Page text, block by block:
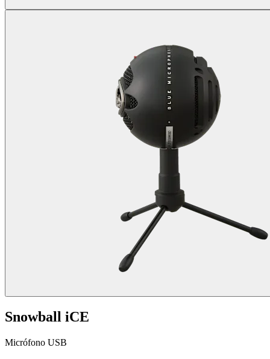
Snowball iCE
Micrófono USB